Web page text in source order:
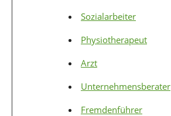
Sozialarbeiter
Physiotherapeut
Arzt
Unternehmensberater
Fremdenführer